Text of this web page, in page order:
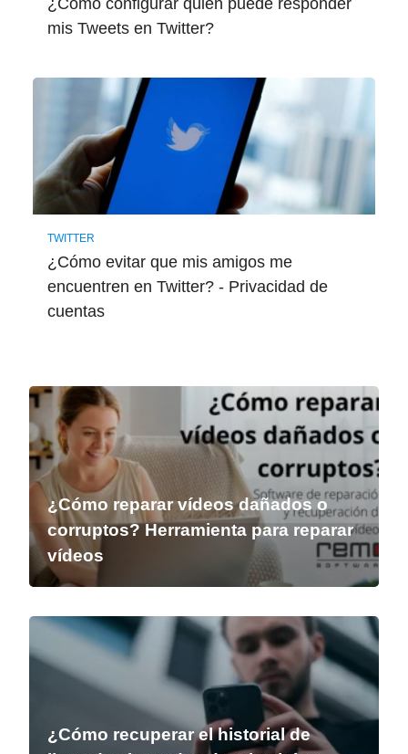
¿Cómo configurar quien puede responder
mis Tweets en Twitter?
TWITTER
¿Cómo evitar que mis amigos me
encuentren en Twitter? - Privacidad de
cuentas
¿Cómo reparar vídeos dañados o
corruptos? Herramienta para reparar
vídeos
¿Cómo recuperar el historial de